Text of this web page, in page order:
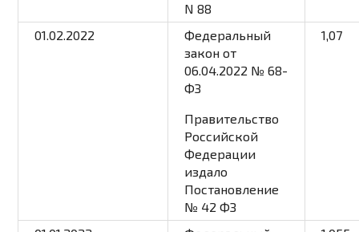
N 88
01.02.2022
Федеральный
закон от
06.04.2022 № 68-
ФЗ
Правительство
Российской
Федерации
издало
Постановление
№ 42 ФЗ
1,07